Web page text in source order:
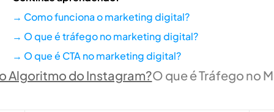
→ Como funciona o marketing digital?
→ O que é tráfego no marketing digital?
→ O que é CTA no marketing digital?
Algoritmo do Instagram?O que é Tráfego no